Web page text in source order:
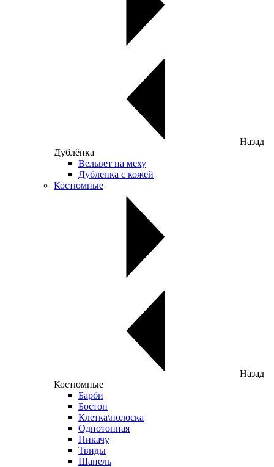
Назад
Дублёнка
Вельвет на меху
Дубленка с кожей
Костюмные
Назад
Костюмные
Барби
Бостон
Клетка\полоска
Однотонная
Пикачу
Твиды
Шанель